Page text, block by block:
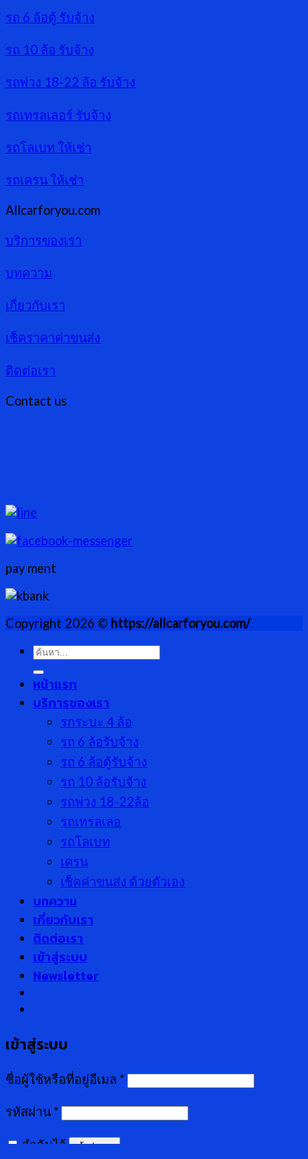
รถ 6 ล้อตู้ รับจ้าง
รถ 10 ล้อ รับจ้าง
รถพ่วง 18-22 ล้อ รับจ้าง
รถเทรลเลอร์ รับจ้าง
รถโลเบท ให้เช่า
รถเครน ให้เช่า
Allcarforyou.com
บริการของเรา
บทความ
เกี่ยวกับเรา
เช็คราคาค่าขนส่ง
ติดต่อเรา
Contact us
pay ment
Copyright 2026 © https://allcarforyou.com/
ค้นหา:
หน้าแรก
บริการของเรา
รกระบะ 4 ล้อ
รถ 6 ล้อรับจ้าง
รถ 6 ล้อตู้รับจ้าง
รถ 10 ล้อรับจ้าง
รถพ่วง 18-22ล้อ
รถเทรลเลอ
รถโลเบท
เครน
เช็คค่าขนส่ง ด้วยตัวเอง
บทความ
เกี่ยวกับเรา
ติดต่อเรา
เข้าสู่ระบบ
Newsletter
เข้าสู่ระบบ
ชื่อผู้ใช้หรือที่อยู่อีเมล *
รหัสผ่าน *
จำฉันไว้ เข้าสู่ระบบ